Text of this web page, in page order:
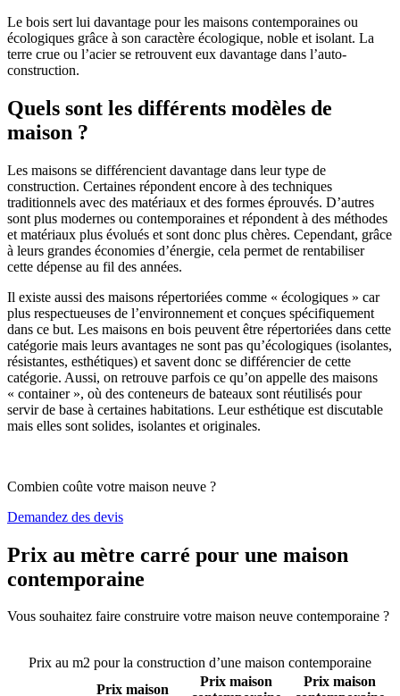
Le bois sert lui davantage pour les maisons contemporaines ou
écologiques grâce à son caractère écologique, noble et isolant. La
terre crue ou l’acier se retrouvent eux davantage dans l’auto-
construction.
Quels sont les différents modèles de
maison ?
Les maisons se différencient davantage dans leur type de
construction. Certaines répondent encore à des techniques
traditionnels avec des matériaux et des formes éprouvés. D’autres
sont plus modernes ou contemporaines et répondent à des méthodes
et matériaux plus évolués et sont donc plus chères. Cependant, grâce
à leurs grandes économies d’énergie, cela permet de rentabiliser
cette dépense au fil des années.
Il existe aussi des maisons répertoriées comme « écologiques » car
plus respectueuses de l’environnement et conçues spécifiquement
dans ce but. Les maisons en bois peuvent être répertoriées dans cette
catégorie mais leurs avantages ne sont pas qu’écologiques (isolantes,
résistantes, esthétiques) et savent donc se différencier de cette
catégorie. Aussi, on retrouve parfois ce qu’on appelle des maisons
« container », où des conteneurs de bateaux sont réutilisés pour
servir de base à certaines habitations. Leur esthétique est discutable
mais elles sont solides, isolantes et originales.
Combien coûte votre maison neuve ?
Demandez des devis
Prix au mètre carré pour une maison
contemporaine
Vous souhaitez faire construire votre maison neuve contemporaine ?
Prix au m2 pour la construction d’une maison contemporaine
Prix maison
Prix maison
Prix maison